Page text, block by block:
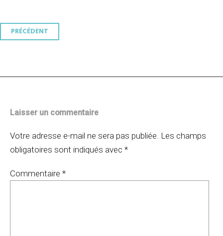
Navigation
PRÉCÉDENT
Laisser un commentaire
Votre adresse e-mail ne sera pas publiée. Les champs
obligatoires sont indiqués avec *
Commentaire *